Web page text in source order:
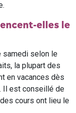
elles le
samedi selon le
la plupart des
en vacances dès
Il est conseillé de
cours ont lieu le